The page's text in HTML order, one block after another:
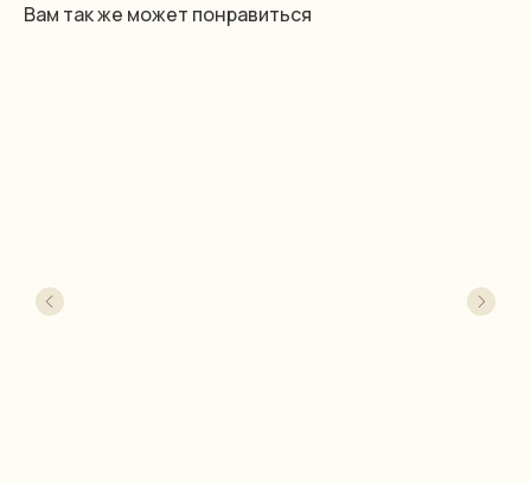
Вам так же может понравиться